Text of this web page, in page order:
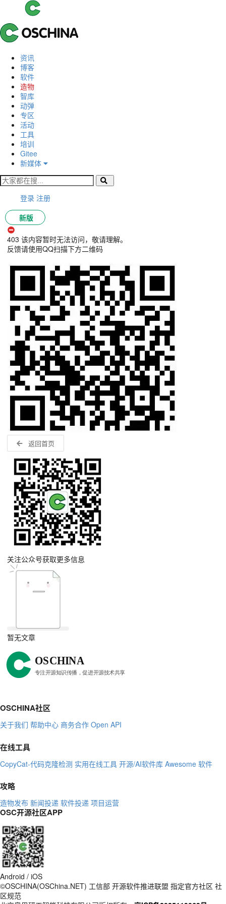
资讯
博客
软件
造物
智库
动弹
专区
活动
工具
培训
Gitee
新媒体
登录 注册
新版
403 该内容暂时无法访问，敬请理解。
反馈请使用QQ扫描下方二维码
返回首页
关注公众号获取更多信息
暂无文章
OSCHINA社区
关于我们 帮助中心 商务合作 Open API
在线工具
CopyCat-代码克隆检测 实用在线工具 开源/AI软件库 Awesome 软件
攻略
造物发布 新闻投递 软件投递 项目运营
OSC开源社区APP
Android / iOS
©OSCHINA(OSChina.NET) 工信部 开源软件推进联盟 指定官方社区 社
区规范